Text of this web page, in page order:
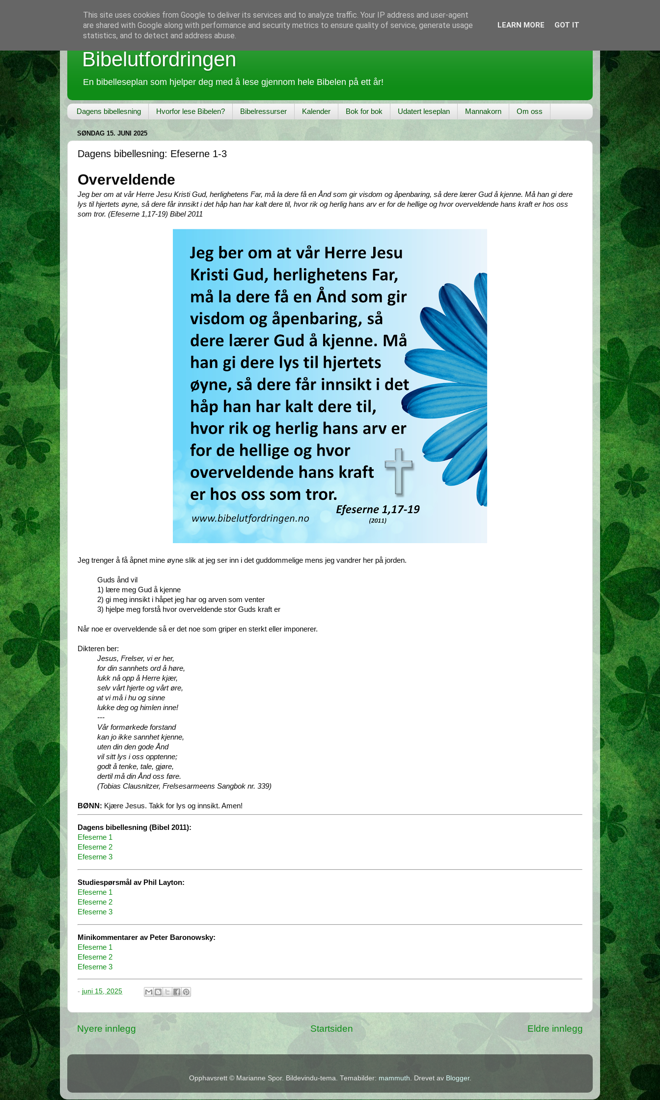
Bibelutfordringen
En bibelleseplan som hjelper deg med å lese gjennom hele Bibelen på ett år!
Dagens bibellesning Hvorfor lese Bibelen? Bibelressurser Kalender Bok for bok Udatert leseplan Mannakorn Om oss
SØNDAG 15. JUNI 2025
Dagens bibellesning: Efeserne 1-3
Overveldende
Jeg ber om at vår Herre Jesu Kristi Gud, herlighetens Far, må la dere få en Ånd som gir visdom og åpenbaring, så dere lærer Gud å kjenne. Må han gi dere
lys til hjertets øyne, så dere får innsikt i det håp han har kalt dere til, hvor rik og herlig hans arv er for de hellige og hvor overveldende hans kraft er hos oss
som tror. (Efeserne 1,17-19) Bibel 2011
Jeg trenger å få åpnet mine øyne slik at jeg ser inn i det guddommelige mens jeg vandrer her på jorden.
Guds ånd vil
1) lære meg Gud å kjenne
2) gi meg innsikt i håpet jeg har og arven som venter
3) hjelpe meg forstå hvor overveldende stor Guds kraft er
Når noe er overveldende så er det noe som griper en sterkt eller imponerer.
Dikteren ber:
Jesus, Frelser, vi er her,
for din sannhets ord å høre,
lukk nå opp å Herre kjær,
selv vårt hjerte og vårt øre,
at vi må i hu og sinne
lukke deg og himlen inne!
---
Vår formørkede forstand
kan jo ikke sannhet kjenne,
uten din den gode Ånd
vil sitt lys i oss opptenne;
godt å tenke, tale, gjøre,
dertil må din Ånd oss føre.
(Tobias Clausnitzer, Frelsesarmeens Sangbok nr. 339)
BØNN: Kjære Jesus. Takk for lys og innsikt. Amen!
Dagens bibellesning (Bibel 2011):
Efeserne 1
Efeserne 2
Efeserne 3
Studiespørsmål av Phil Layton:
Efeserne 1
Efeserne 2
Efeserne 3
Minikommentarer av Peter Baronowsky:
Efeserne 1
Efeserne 2
Efeserne 3
- juni 15, 2025
Nyere innlegg Eldre innlegg
Startsiden
Opphavsrett © Marianne Spor. Bildevindu-tema. Temabilder: mammuth . Drevet av Blogger.
This site uses cookies from Google to deliver its services and to analyze traffic. Your IP address and user-agent
are shared with Google along with performance and security metrics to ensure quality of service, generate usage
statistics, and to detect and address abuse.
LEARN MORE GOT IT